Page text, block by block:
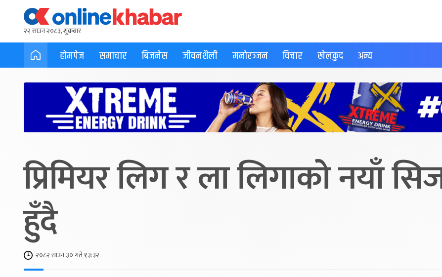
२२ साउन २०८३, शुक्रबार
होमपेज समाचार बिजनेस जीवनशैली मनोरञ्जन विचार खेलकुद अन्य
प्रिमियर लिग र ला लिगाको नयाँ
हुँदै
२०८२ साउन ३० गते १३:३२